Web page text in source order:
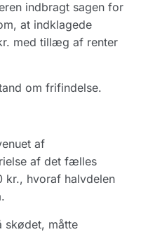
indbragt sagen for
at indklagede
med tillæg af renter
om frifindelse.
af
af det fælles
kr., hvoraf halvdelen
skødet, måtte